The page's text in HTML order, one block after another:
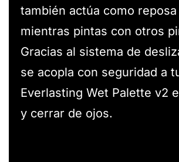
también actúa como
mientras pintas con otros
Gracias al sistema de
se acopla con seguridad a
Everlasting Wet Palette v2
y cerrar de ojos.